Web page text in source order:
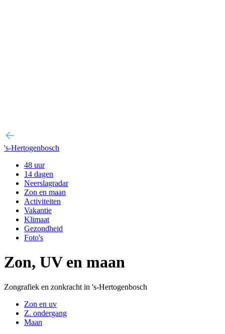
's-Hertogenbosch
48 uur
14 dagen
Neerslagradar
Zon en maan
Activiteiten
Vakantie
Klimaat
Gezondheid
Foto's
Zon, UV en maan
Zongrafiek en zonkracht in 's-Hertogenbosch
Zon en uv
Z. ondergang
Maan